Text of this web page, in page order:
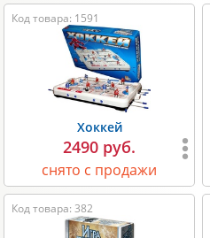
Код товара: 1591
Хоккей
2490 руб.
снято с продажи
Код товара: 382